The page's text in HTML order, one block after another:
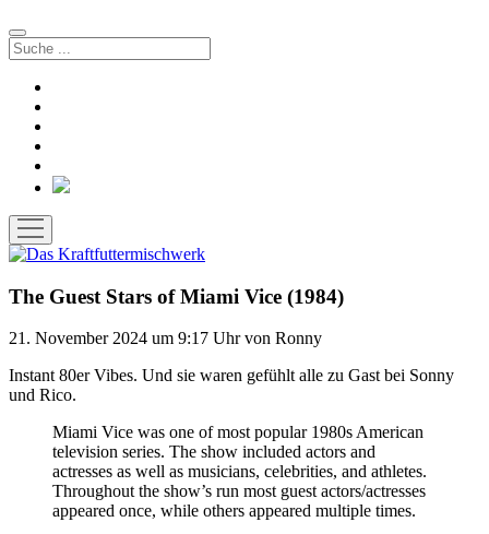
Suchen
Bluesky
Menü
öffnen
The Guest Stars of Miami Vice (1984)
21. November 2024 um 9:17 Uhrvon Ronny
Instant 80er Vibes. Und sie waren gefühlt alle zu Gast bei Sonny
und Rico.
Miami Vice was one of most popular 1980s American
television series. The show included actors and
actresses as well as musicians, celebrities, and athletes.
Throughout the show’s run most guest actors/actresses
appeared once, while others appeared multiple times.